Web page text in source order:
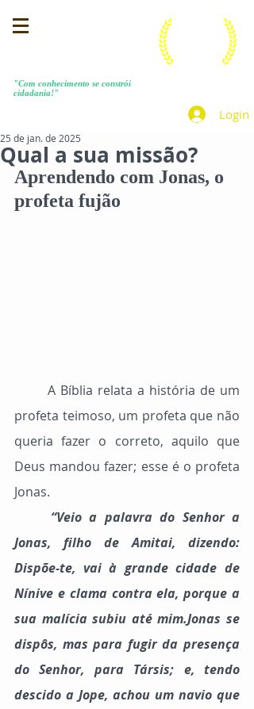
"Com conhecimento se constrói
cidadania!"
Login
Qual a sua missão?
25 de jan. de 2025
Aprendendo com Jonas, o
profeta fujão
profeta teimoso, um profeta que não
queria fazer o correto, aquilo que
Deus mandou fazer; esse é o profeta
Jonas.
Jonas, filho de Amitai, dizendo:
Dispõe-te, vai à grande cidade de
Nínive e clama contra ela, porque a
sua malícia subiu até mim.Jonas se
dispôs, mas para fugir da presença
do Senhor, para Társis; e, tendo
descido a Jope, achou um navio que